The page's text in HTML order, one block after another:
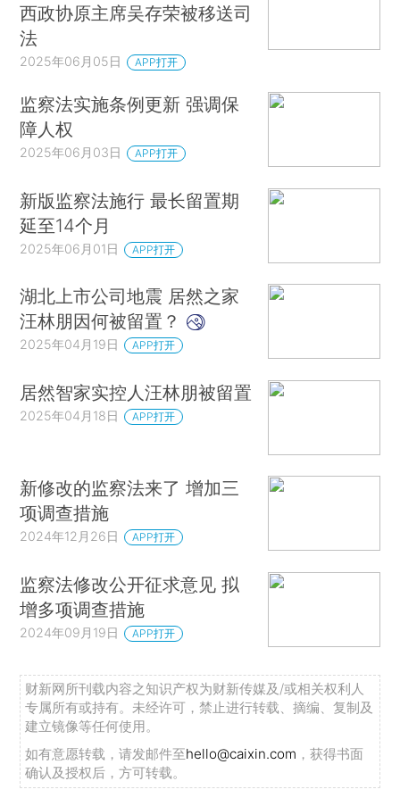
西政协原主席吴存荣被移送司
法
2025年06月05日 APP打开
监察法实施条例更新 强调保
障人权
2025年06月03日 APP打开
新版监察法施行 最长留置期
延至14个月
2025年06月01日 APP打开
湖北上市公司地震 居然之家
汪林朋因何被留置？
2025年04月19日 APP打开
居然智家实控人汪林朋被留置
2025年04月18日 APP打开
新修改的监察法来了 增加三
项调查措施
2024年12月26日 APP打开
监察法修改公开征求意见 拟
增多项调查措施
2024年09月19日 APP打开
财新网所刊载内容之知识产权为财新传媒及/或相关权利人
专属所有或持有。未经许可，禁止进行转载、摘编、复制及
建立镜像等任何使用。
如有意愿转载，请发邮件至hello@caixin.com ，获得书面
确认及授权后，方可转载。